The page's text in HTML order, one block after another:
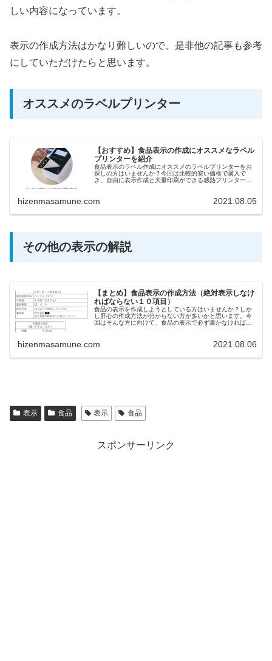
しい内容になっています。
表示の作成方法はかなり難しいので、是非他の記事も参考
にしていただけたらと思います。
オススメのラベルプリンター
【おすすめ】食品表示の作成にオススメなラベル
プリンターを紹介
食品表示のラベル作成にオススメのラベルプリンターをお
探しの方はいませんか？今回は比較的安い価格で購入で
き、自由に表示作成と大量印刷ができる感熱プリンターを
hizenmasamune.com 2021.08.05
その他の表示の解説
【まとめ】食品表示の作成方法（絶対表示しなけ
ればならない１０項目）
食品の表示を作成しようとしている方はいませんか？しか
し肝心の作成方法が分からない方が多いかと思います。今
回はそんな方に向けて、食品の表示で必ず書かなければな
ださい。
hizenmasamune.com 2021.08.06
表示 食品 表示 食品
スポンサーリンク